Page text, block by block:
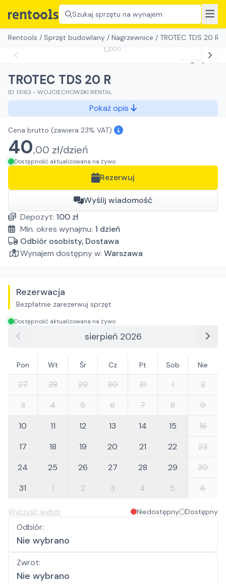
Szukaj sprzętu na wynajem
Rentools / Sprzęt budowlany / Nagrzewnice / TROTEC TDS 20 R
TROTEC TDS 20 R
ID:13163 -WOJCIECHOWSKI RENTAL
Pokaż opis
Cena brutto (zawiera 23% VAT)
40,00 zł/dzień
Dostępność aktualizowana na żywo
Rezerwuj
Wyślij wiadomość
Depozyt: 100 zł
Min. okres wynajmu: 1 dzień
Odbiór osobisty, Dostawa
Wynajem dostępny w: Warszawa
Rezerwacja
Bezpłatnie zarezerwuj sprzęt
Dostępność aktualizowana na żywo
sierpień 2026
Pon Wt Śr Cz Pt Sob Nie
27 28 29 30 31 1
2
3
4 5 6 7 8
9
10
11 12 13 14 15
16
17
18 19 20 21 22
23
24
25 26 27 28 29
30
31
1 2 3 4 5 6
Wyczyść wybór Niedostępny Dostępny
Odbiór:
Nie wybrano
Zwrot:
Nie wybrano